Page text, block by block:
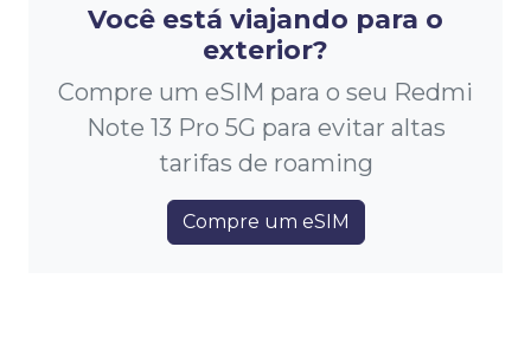
Você está viajando para o
exterior?
Compre um eSIM para o seu Redmi
Note 13 Pro 5G para evitar altas
tarifas de roaming
Compre um eSIM